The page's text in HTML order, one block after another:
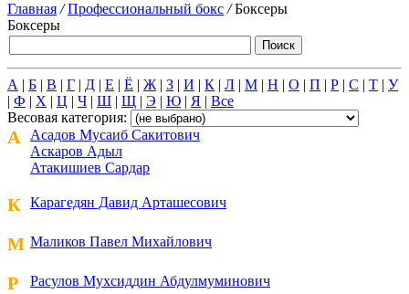
Главная / Профессиональный бокс /Боксеры
Боксеры
А | Б | В | Г | Д | Е | Ё | Ж | З | И | К | Л | М | Н | О | П | Р | С | Т | У
| Ф | Х | Ц | Ч | Ш | Щ | Э | Ю | Я | Все
Весовая категория:
А
Асадов Мусаиб Сакитович
Аскаров Адыл
Атакишиев Сардар
К Карагедян Давид Арташесович
М Маликов Павел Михайлович
Р Расулов Мухсиддин Абдулмуминович